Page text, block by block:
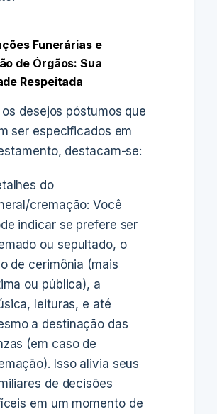
Funerárias e
de Órgãos: Sua
Respeitada
os desejos póstumos que
ser especificados em
destacam-se:
do
cremação: Você
indicar se prefere ser
ou sepultado, o
de cerimônia (mais
ou pública), a
leituras, e até
a destinação das
(em caso de
Isso alivia seus
de decisões
em um momento de